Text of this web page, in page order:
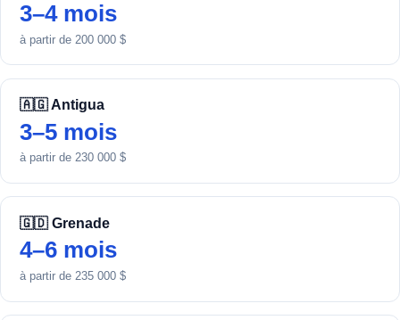
3–4 mois
à partir de 200 000 $
🇦🇬 Antigua
3–5 mois
à partir de 230 000 $
🇬🇩 Grenade
4–6 mois
à partir de 235 000 $